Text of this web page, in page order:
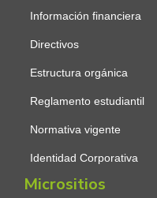
Información financiera
Directivos
Estructura orgánica
Reglamento estudiantil
Normativa vigente
Identidad Corporativa
Micrositios